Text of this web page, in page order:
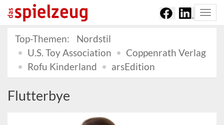
Top-Themen:
Nordstil
U.S. Toy Association
Coppenrath Verlag
Rofu Kinderland
arsEdition
Flutterbye